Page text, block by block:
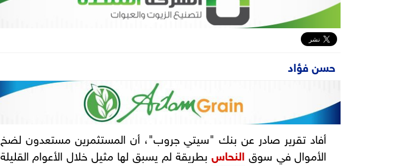
حسن فؤاد
أفاد تقرير صادر عن بنك "سيتي جروب"، أن المستثمرين مستعدون لضخ
الأموال في سوق النحاس بطريقة لم يسبق لها مثيل خلال الأعوام القليلة